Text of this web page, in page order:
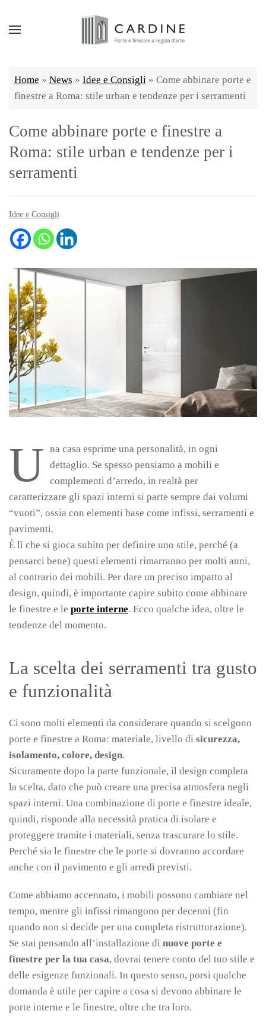
Home » News » Idee e Consigli» Come abbinare porte e
finestre a Roma: stile urban e tendenze per i serramenti
Come abbinare porte e finestre a
Roma: stile urban e tendenze per i
serramenti
Idee e Consigli
U na casa esprime una personalità, in ogni
dettaglio. Se spesso pensiamo a mobili e
complementi d’arredo, in realtà per
caratterizzare gli spazi interni si parte sempre dai volumi
“vuoti”, ossia con elementi base come infissi, serramenti e
pavimenti.
È lì che si gioca subito per definire uno stile, perché (a
pensarci bene) questi elementi rimarranno per molti anni,
al contrario dei mobili. Per dare un preciso impatto al
design, quindi, è importante capire subito come abbinare
le finestre e le porte interne. Ecco qualche idea, oltre le
tendenze del momento.
La scelta dei serramenti tra gusto
e funzionalità
Ci sono molti elementi da considerare quando si scelgono
porte e finestre a Roma: materiale, livello di sicurezza,
isolamento, colore, design.
Sicuramente dopo la parte funzionale, il design completa
la scelta, dato che può creare una precisa atmosfera negli
spazi interni. Una combinazione di porte e finestre ideale,
quindi, risponde alla necessità pratica di isolare e
proteggere tramite i materiali, senza trascurare lo stile.
Perché sia le finestre che le porte si dovranno accordare
anche con il pavimento e gli arredi previsti.
Come abbiamo accennato, i mobili possono cambiare nel
tempo, mentre gli infissi rimangono per decenni (fin
quando non si decide per una completa ristrutturazione).
Se stai pensando all’installazione di nuove porte e
finestre per la tua casa, dovrai tenere conto del tuo stile e
delle esigenze funzionali. In questo senso, porsi qualche
domanda è utile per capire a cosa si devono abbinare le
porte interne e le finestre, oltre che tra loro.